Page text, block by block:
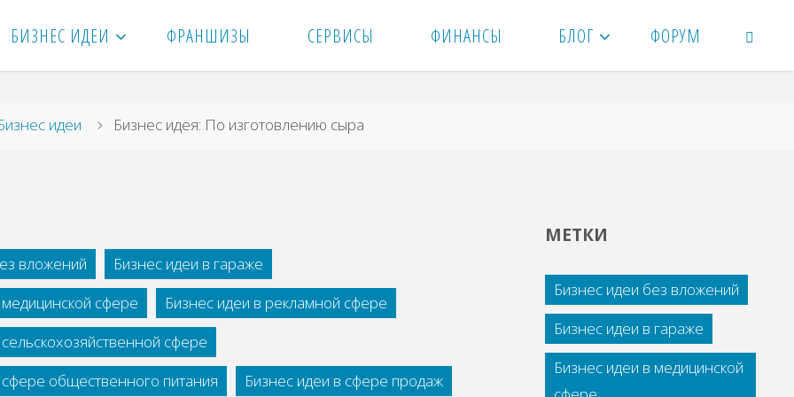
БИЗНЕС ИДЕИ ФРАНШИЗЫ СЕРВИСЫ ФИНАНСЫ БЛОГ ФОРУМ
идеи Бизнес идея: По изготовлению сыра
вложений
Бизнес идеи в гараже
сфере
Бизнес идеи в рекламной сфере
сфере
общественного питания
Бизнес идеи в сфере продаж
МЕТКИ
Бизнес идеи без вложений
Бизнес идеи в гараже
Бизнес идеи в медицинской